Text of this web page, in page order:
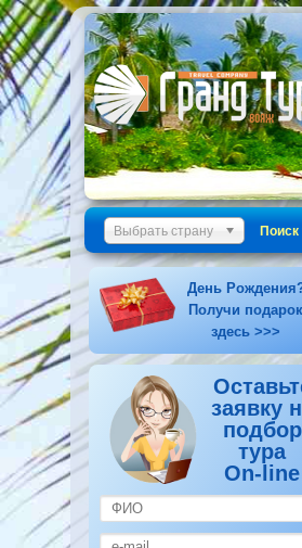
Выбрать страну Поиск
День
Получи подарок
здесь >>>
заявку
подбор
тура
On-line